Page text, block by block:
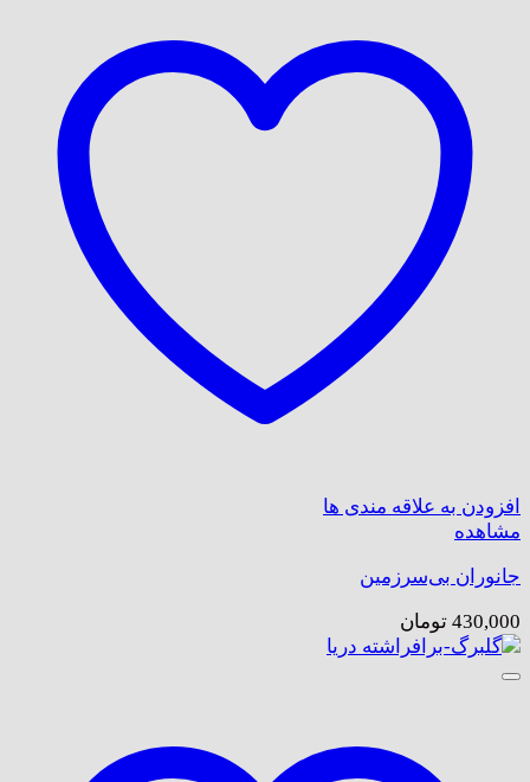
افزودن به علاقه مندی ها
مشاهده
جانوران بی‌سرزمین
430,000 تومان